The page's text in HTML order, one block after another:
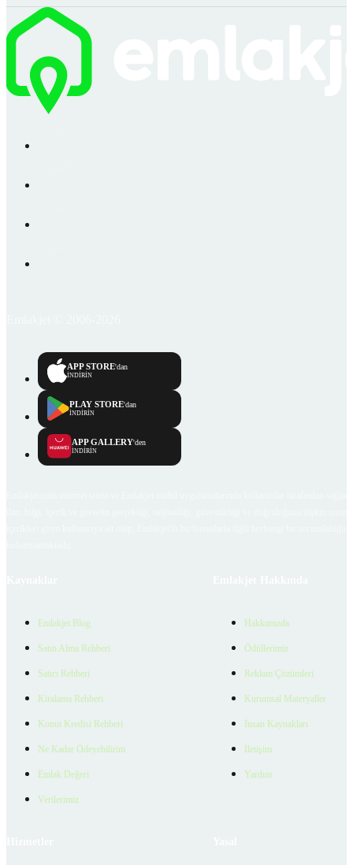
APP STORE'dan
İNDİRİN
PLAY STORE'dan
İNDİRİN
APP GALLERY'den
İNDİRİN
Emlakjet Blog
Satın Alma Rehberi
Satıcı Rehberi
Kiralama Rehberi
Konut Kredisi Rehberi
Ne Kadar Ödeyebilirim
Emlak Değeri
Verilerimiz
Hakkımızda
Ödüllerimiz
Reklam Çözümleri
Kurumsal Materyaller
İnsan Kaynakları
İletişim
Yardım